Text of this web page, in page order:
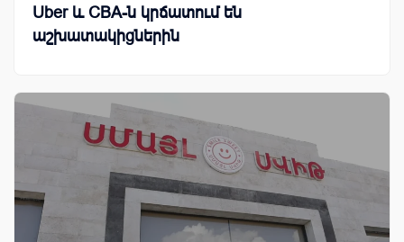
Uber և CBA-ն կրճատում են
աշխատակիցներին